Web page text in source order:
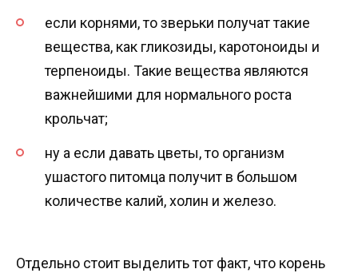
если корнями, то зверьки получат такие
вещества, как гликозиды, каротоноиды и
терпеноиды. Такие вещества являются
важнейшими для нормального роста
крольчат;
ну а если давать цветы, то организм
ушастого питомца получит в большом
количестве калий, холин и железо.
Отдельно стоит выделить тот факт, что корень